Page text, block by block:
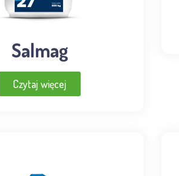
Salmag
Czytaj więcej